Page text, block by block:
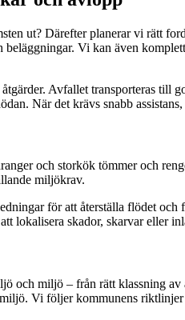
ut? Därefter planerar vi rätt
Vi kan även
Avfallet transporteras till
När det krävs snabb
och storkök tömmer och
miljökrav.
för att återställa flödet
lokalisera skador, skarvar eller
och miljö – från rätt klassning
Vi följer kommunens